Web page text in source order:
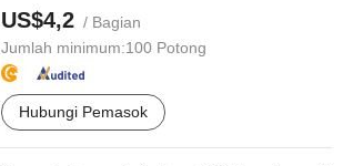
US$4,2 / Bagian
Jumlah minimum:100 Potong
Hubungi Pemasok